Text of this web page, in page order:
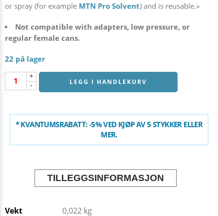
or spray (for example MTN Pro Solvent) and is reusable.»
Not compatible with adapters, low pressure, or
regular female cans.
22 på lager
+
-
LEGG I HANDLEKURV
* KVANTUMSRABATT: -5% VED KJØP AV 5 STYKKER ELLER
MER.
TILLEGGSINFORMASJON
Vekt
0,022 kg